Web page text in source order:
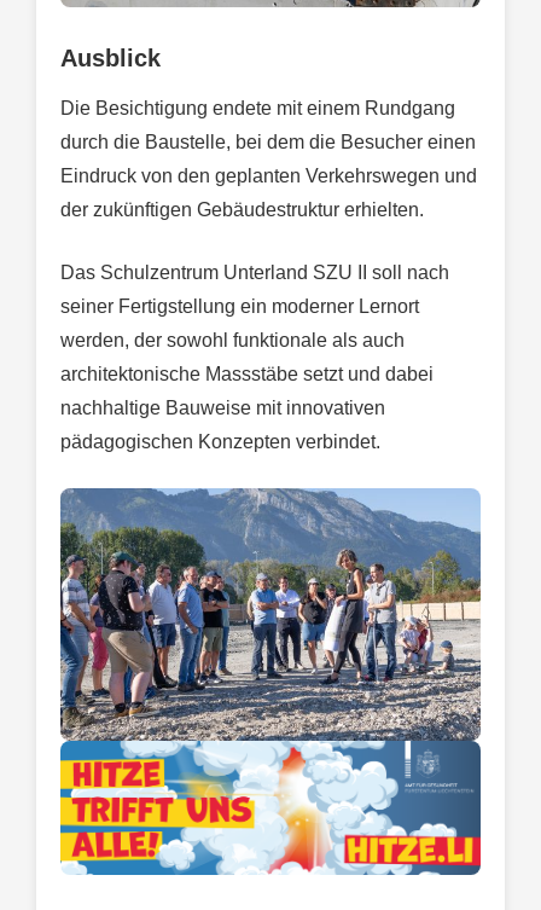
Ausblick
Die Besichtigung endete mit einem Rundgang
durch die Baustelle, bei dem die Besucher einen
Eindruck von den geplanten Verkehrswegen und
der zukünftigen Gebäudestruktur erhielten.
Das Schulzentrum Unterland SZU II soll nach
seiner Fertigstellung ein moderner Lernort
werden, der sowohl funktionale als auch
architektonische Massstäbe setzt und dabei
nachhaltige Bauweise mit innovativen
pädagogischen Konzepten verbindet.